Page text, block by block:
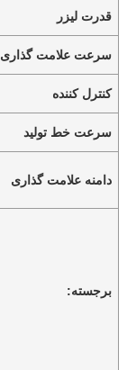
قدرت لیزر
سرعت علامت گذاری
کنترل کننده
سرعت خط تولید
دامنه علامت گذاری
برجسته: